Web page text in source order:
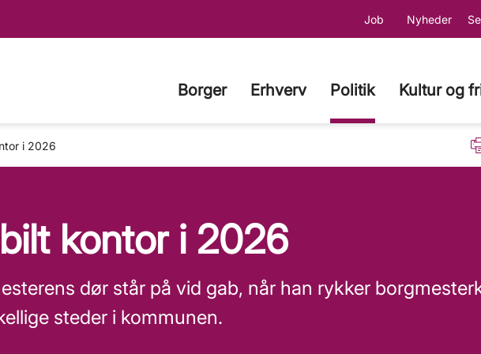
Job Nyheder
Borger Erhverv Politik Kultur og
i 2026
kontor i 2026
dør står på vid gab, når han rykker
steder i kommunen.